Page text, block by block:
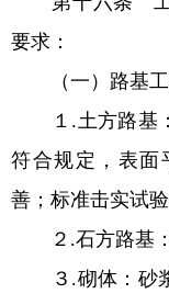
要求：
（一）路基工
１.土方路基：
符合规定，表面
善；标准击实试验
２.石方路基：
３.砌体：砂浆